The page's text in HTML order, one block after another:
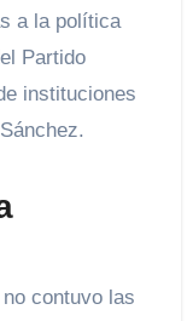
a la política
Partido
instituciones
contuvo las